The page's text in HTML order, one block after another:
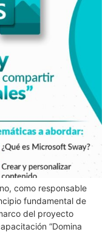
como responsable
fundamental de
del proyecto
“Domina